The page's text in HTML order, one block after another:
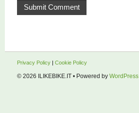
Privacy Policy | Cookie Policy
© 2026 ILIKEBIKE.IT • Powered by WordPress